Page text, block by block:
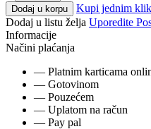
Dodaj u korpu
Kupi jednim
Dodaj u listu želja Uporedite
Informacije
Načini plaćanja
— Platnim karticama
— Gotovinom
— Pouzećem
— Uplatom na račun
— Pay pal